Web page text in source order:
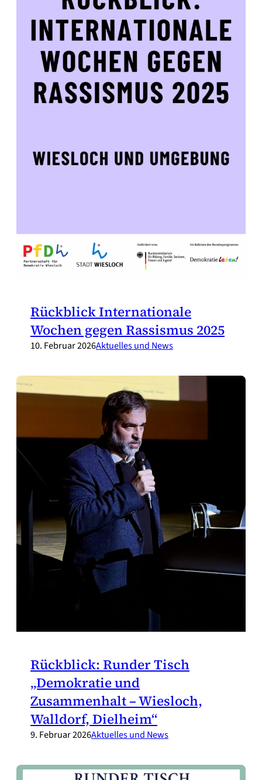
Rückblick Internationale
Wochen gegen Rassismus 2025
10. Februar 2026Aktuelles und News
Rückblick: Runder Tisch
„Demokratie und
Zusammenhalt – Wiesloch,
Walldorf, Dielheim“
9. Februar 2026Aktuelles und News